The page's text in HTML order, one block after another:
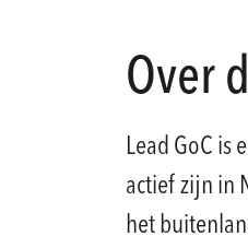
Over
Lead GoC is
actief zijn in
het